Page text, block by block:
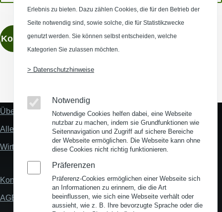
Kontaktieren
Fußzeile
Links
Über uns
Alles zum Thema Standortanalyse
Wirtschaftsstandort Deutschland
Fußzeile
Kontakt
AGB
Erlebnis zu bieten. Dazu zählen Cookies, die für den Betrieb der
Seite notwendig sind, sowie solche, die für Statistikzwecke
genutzt werden. Sie können selbst entscheiden, welche
Kategorien Sie zulassen möchten.
> Datenschutzhinweise
Notwendig
Notwendige Cookies helfen dabei, eine Webseite
nutzbar zu machen, indem sie Grundfunktionen wie
Seitennavigation und Zugriff auf sichere Bereiche
der Webseite ermöglichen. Die Webseite kann ohne
diese Cookies nicht richtig funktionieren.
Präferenzen
Präferenz-Cookies ermöglichen einer Webseite sich
an Informationen zu erinnern, die die Art
beeinflussen, wie sich eine Webseite verhält oder
aussieht, wie z. B. Ihre bevorzugte Sprache oder die